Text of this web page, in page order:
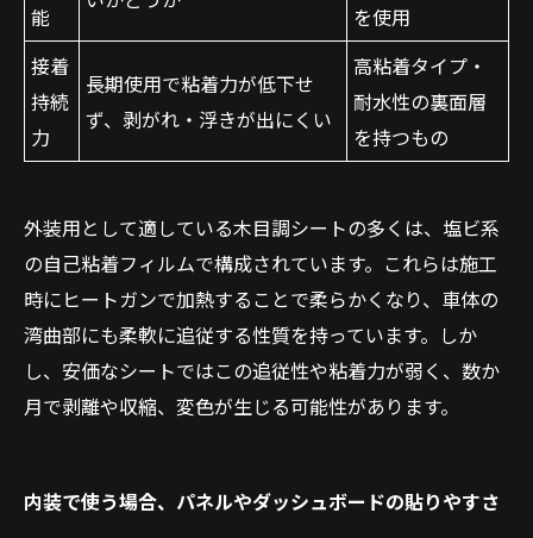
能
を使用
接着
持続
力
長期使用で粘着力が低下せ
ず、剥がれ・浮きが出にくい
高粘着タイプ・
耐水性の裏面層
を持つもの
外装用として適している木目調シートの多くは、塩ビ系
の自己粘着フィルムで構成されています。これらは施工
時にヒートガンで加熱することで柔らかくなり、車体の
湾曲部にも柔軟に追従する性質を持っています。しか
し、安価なシートではこの追従性や粘着力が弱く、数か
月で剥離や収縮、変色が生じる可能性があります。
内装で使う場合、パネルやダッシュボードの貼りやすさ